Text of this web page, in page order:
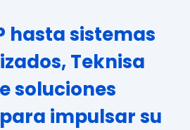
hasta sistemas
Teknisa
soluciones
impulsar su